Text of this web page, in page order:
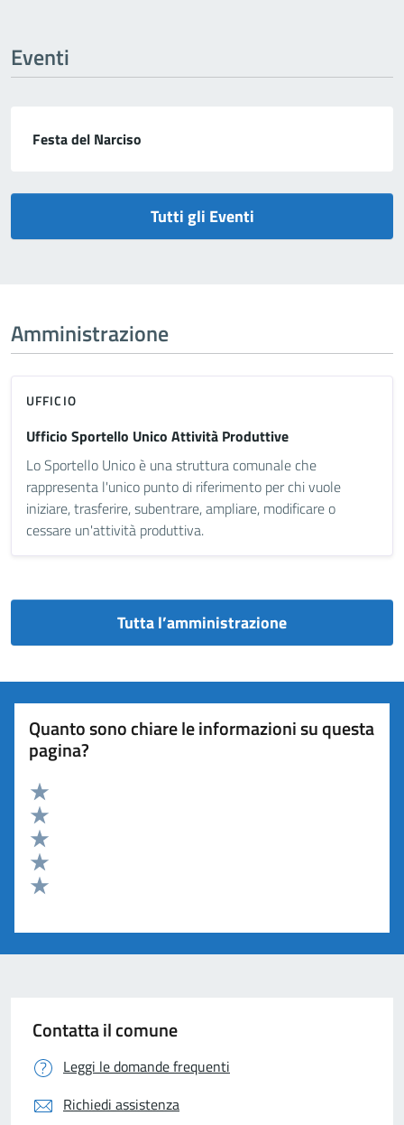
Eventi
Festa del Narciso
Tutti gli Eventi
Amministrazione
UFFICIO
Ufficio Sportello Unico Attività Produttive
Lo Sportello Unico è una struttura comunale che
rappresenta l'unico punto di riferimento per chi vuole
iniziare, trasferire, subentrare, ampliare, modificare o
cessare un'attività produttiva.
Tutta l’amministrazione
Quanto sono chiare le informazioni su questa
pagina?
Valuta 5 stelle su 5
Valuta 4 stelle su 5
Valuta 3 stelle su 5
Valuta 2 stelle su 5
Contatta il comune
Leggi le domande frequenti
Richiedi assistenza